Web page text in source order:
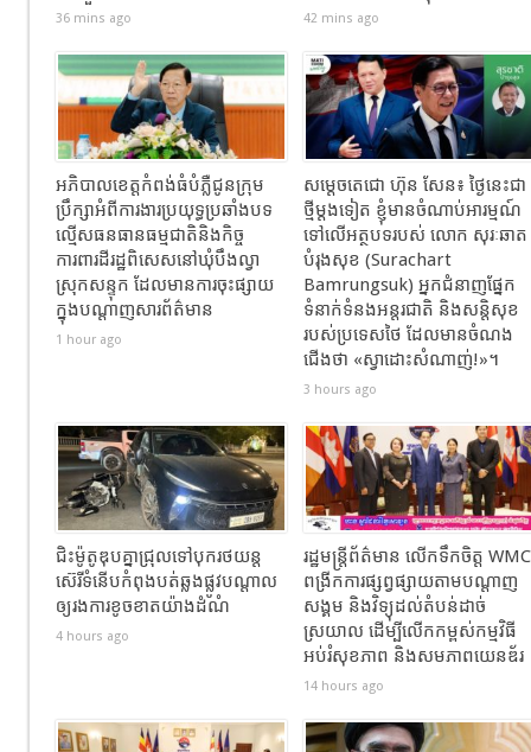
36 mins ago 42 mins ago
អភិបាលខេត្តកំពង់ធំបំភ្លឺជូនក្រុម
ប្រឹក្សាអំពីការងារប្រយុទ្ធប្រឆាំងបទ
ល្មើសធនធានធម្មជាតិនិងកិច្ច
ការពារដីរដ្ឋពិសេសនៅឃុំបឹងល្វា
ស្រុកសន្ទុក ដែលមានការចុះផ្សាយ
ក្នុងបណ្តាញសារព័ត៌មាន
1 hour ago
សម្តេចតេជោ ហ៊ុន សែន៖ ថ្ងៃនេះជា
ថ្មីម្តងទៀត ខ្ញុំមានចំណាប់អារម្មណ៍
ទៅលើអត្ថបទរបស់ លោក សុរៈឆាត
បំរុងសុខ (Surachart
Bamrungsuk) អ្នកជំនាញផ្នែក
ទំនាក់ទំនងអន្តរជាតិ និងសន្តិសុខ
របស់ប្រទេសថៃ ដែលមានចំណង
ជើង​ថា «ស្វាដោះសំណាញ់!»។
3 hours ago
ជិះម៉ូតូឌុបគ្នាជ្រុលទៅបុករថយន្ត
ស៊េរីទំនើបកំពុងបត់ឆ្លងផ្លូវបណ្តាល
ឲ្យរងការខូចខាតយ៉ាងដំណំ
4 hours ago
រដ្ឋមន្ត្រីព័ត៌មាន លើកទឹកចិត្ត WMC
ពង្រីកការផ្សព្វផ្សាយតាមបណ្តាញ
សង្គម និងវិទ្យុដល់តំបន់ដាច់
ស្រយាល ដើម្បីលើកកម្ពស់កម្មវិធី
អប់រំសុខភាព និងសមភាពយេនឌ័រ
14 hours ago